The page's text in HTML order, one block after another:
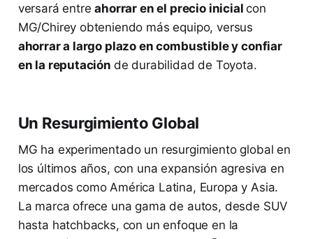
versará entreahorrar en el precio inicialcon
MG/Chirey obteniendo más equipo, versus
ahorrar a largo plazo en combustible y confiar
en la reputación de durabilidad de Toyota.
Un Resurgimiento Global
MG ha experimentado un resurgimiento global en
los últimos años, con una expansión agresiva en
mercados como América Latina, Europa y Asia.
La marca ofrece una gama de autos, desde SUV
hasta hatchbacks, con un enfoque en la